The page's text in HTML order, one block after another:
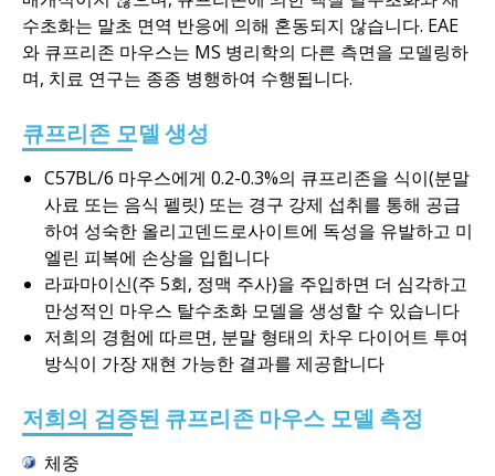
수초화는 말초 면역 반응에 의해 혼동되지 않습니다. EAE
와 큐프리존 마우스는 MS 병리학의 다른 측면을 모델링하
며, 치료 연구는 종종 병행하여 수행됩니다.
큐프리존 모델 생성
C57BL/6 마우스에게 0.2-0.3%의 큐프리존을 식이(분말
사료 또는 음식 펠릿) 또는 경구 강제 섭취를 통해 공급
하여 성숙한 올리고덴드로사이트에 독성을 유발하고 미
엘린 피복에 손상을 입힙니다
라파마이신(주 5회, 정맥 주사)을 주입하면 더 심각하고
만성적인 마우스 탈수초화 모델을 생성할 수 있습니다
저희의 경험에 따르면, 분말 형태의 차우 다이어트 투여
방식이 가장 재현 가능한 결과를 제공합니다
저희의 검증된 큐프리존 마우스 모델 측정
체중